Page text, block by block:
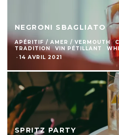
NEGRONI SBAGLIATO
APÉRITIF / AMER / VERMOUTH
TRADITION
VIN PÉTILLANT
· 14 AVRIL 2021
SPRITZ PARTY